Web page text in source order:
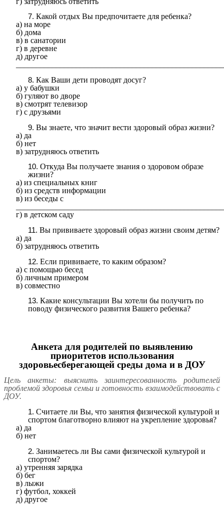
Какой отдых Вы предпочитаете для ребенка?
а) на море
б) дома
в) в санатории
г) в деревне
д) другое
Как Ваши дети проводят досуг?
а) у бабушки
б) гуляют во дворе
в) смотрят телевизор
г) с друзьями
Вы знаете, что значит вести здоровый образ жизни?
а) да
б) нет
в) затрудняюсь ответить
Откуда Вы получаете знания о здоровом образе
жизни?
а) из специальных книг
б) из средств информации
в) из беседы с
г) в детском саду
Вы прививаете здоровый образ жизни своим детям?
а) да
б) затрудняюсь ответить
Если прививаете, то каким образом?
а) с помощью бесед
б) личным примером
в) совместно
Какие консультации Вы хотели бы получить по
поводу физического развития Вашего ребенка?
Анкета для родителей по выявлению
приоритетов использования
здоровьесберегающей среды дома и в ДОУ
Цель анкеты: выяснить заинтересованность родителей
проблемой здоровья семьи и готовность взаимодействовать с
ДОУ.
Считаете ли Вы, что занятия физической культурой и
спортом благотворно влияют на укрепление здоровья?
а) да
б) нет
Занимаетесь ли Вы сами физической культурой и
спортом?
а) утренняя зарядка
б) бег
в) лыжи
г) футбол, хоккей
д) другое